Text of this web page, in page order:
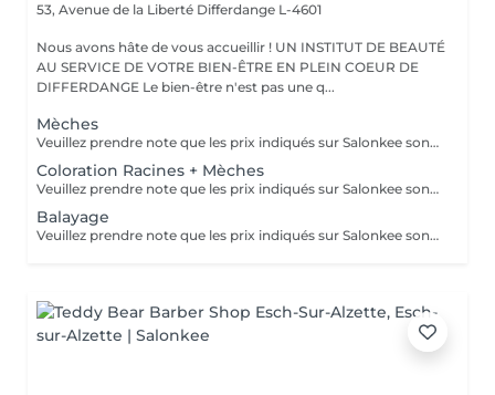
53, Avenue de la Liberté Differdange L-4601
Nous avons hâte de vous accueillir ! UN INSTITUT DE BEAUTÉ
AU SERVICE DE VOTRE BIEN-ÊTRE EN PLEIN COEUR DE
DIFFERDANGE Le bien-être n'est pas une q...
Mèches
Veuillez prendre note que les prix indiqués sur Salonkee sont communiqués à titre informatif et s'entendent de base. Ces derniers sont susceptibles de varier selon le diagnostic réalisé à votre arrivée au salon et l'expertise du professionnel à qui vous confiez votre beauté. Dans tous les cas, un devis précis vous sera proposé et toutes réalisations de prestations seront effectuées avec votre accord. Un grand merci d'avance pour votre compréhension. Au plaisir de vous recevoir très vite.
Coloration Racines + Mèches
Veuillez prendre note que les prix indiqués sur Salonkee sont communiqués à titre informatif et s'entendent de base. Ces derniers sont susceptibles de varier selon le diagnostic réalisé à votre arrivée au salon et l'expertise du professionnel à qui vous confiez votre beauté. Dans tous les cas, un devis précis vous sera proposé et toutes réalisations de prestations seront effectuées avec votre accord. Un grand merci d'avance pour votre compréhension. Au plaisir de vous recevoir très vite.
Balayage
Veuillez prendre note que les prix indiqués sur Salonkee sont communiqués à titre informatif et s'entendent de base. Ces derniers sont susceptibles de varier selon le diagnostic réalisé à votre arrivée au salon et l'expertise du professionnel à qui vous confiez votre beauté. Dans tous les cas, un devis précis vous sera proposé et toutes réalisations de prestations seront effectuées avec votre accord. Un grand merci d'avance pour votre compréhension. Au plaisir de vous recevoir très vite.